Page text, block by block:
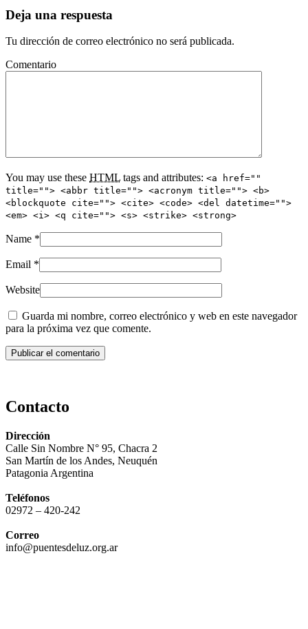
Deja una respuesta
Tu dirección de correo electrónico no será publicada.
Comentario
You may use these HTML tags and attributes: <a href=""
title=""> <abbr title=""> <acronym title=""> <b>
<blockquote cite=""> <cite> <code> <del datetime="">
<em> <i> <q cite=""> <s> <strike> <strong>
Name *
Email *
Website
Guarda mi nombre, correo electrónico y web en este navegador
para la próxima vez que comente.
Contacto
Dirección
Calle Sin Nombre N° 95, Chacra 2
San Martín de los Andes, Neuquén
Patagonia Argentina
Teléfonos
02972 – 420-242
Correo
info@puentesdeluz.org.ar